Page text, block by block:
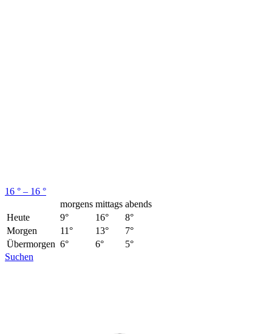
16 ° – 16 °
morgens mittags abends
Heute
9° 16°
8°
Morgen
11° 13°
7°
Übermorgen 6° 6°
5°
Suchen